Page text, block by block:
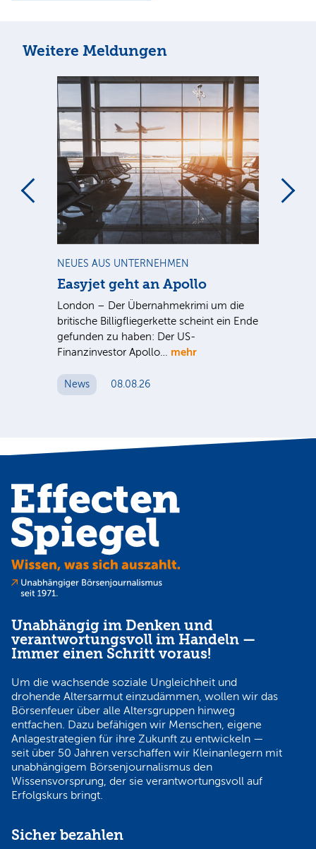
Weitere Meldungen
NEUES AUS UNTERNEHMEN
Easyjet geht an Apollo
London – Der Übernahmekrimi um die
britische Billigfliegerkette scheint ein Ende
gefunden zu haben: Der US-
Finanzinvestor Apollo… mehr
News 08.08.26
Unabhängig im Denken und
verantwortungsvoll im Handeln —
Immer einen Schritt voraus!
Um die wachsende soziale Ungleichheit und
drohende Altersarmut einzudämmen, wollen wir das
Börsenfeuer über alle Altersgruppen hinweg
entfachen. Dazu befähigen wir Menschen, eigene
Anlagestrategien für ihre Zukunft zu entwickeln —
seit über 50 Jahren verschaffen wir Kleinanlegern mit
unabhängigem Börsenjournalismus den
Wissensvorsprung, der sie verantwortungsvoll auf
Erfolgskurs bringt.
Sicher bezahlen